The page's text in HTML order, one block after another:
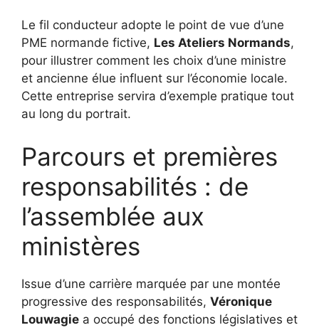
Le fil conducteur adopte le point de vue d’une
PME normande fictive, Les Ateliers Normands,
pour illustrer comment les choix d’une ministre
et ancienne élue influent sur l’économie locale.
Cette entreprise servira d’exemple pratique tout
au long du portrait.
Parcours et premières
responsabilités : de
l’assemblée aux
ministères
Issue d’une carrière marquée par une montée
progressive des responsabilités, Véronique
Louwagie a occupé des fonctions législatives et